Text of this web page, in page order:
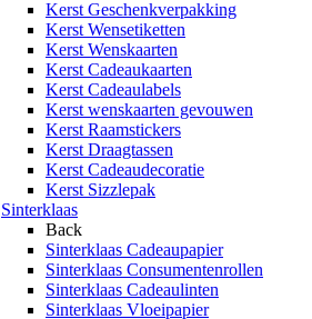
Kerst Geschenkverpakking
Kerst Wensetiketten
Kerst Wenskaarten
Kerst Cadeaukaarten
Kerst Cadeaulabels
Kerst wenskaarten gevouwen
Kerst Raamstickers
Kerst Draagtassen
Kerst Cadeaudecoratie
Kerst Sizzlepak
Sinterklaas
Back
Sinterklaas Cadeaupapier
Sinterklaas Consumentenrollen
Sinterklaas Cadeaulinten
Sinterklaas Vloeipapier